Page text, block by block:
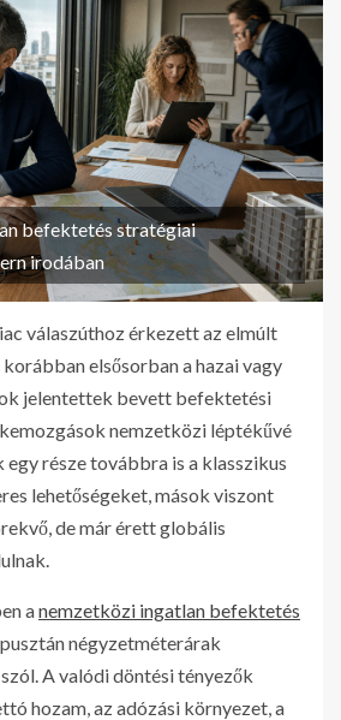
befektetés stratégiai
irodában
válaszúthoz érkezett az elmúlt
elsősorban a hazai vagy
jelentettek bevett befektetési
nemzetközi léptékűvé
része továbbra is a klasszikus
lehetőségeket, mások viszont
de már érett globális
anemzetközi ingatlan befektetés
négyzetméterárak
A valódi döntési tényezők
hozam, az adózási környezet, a